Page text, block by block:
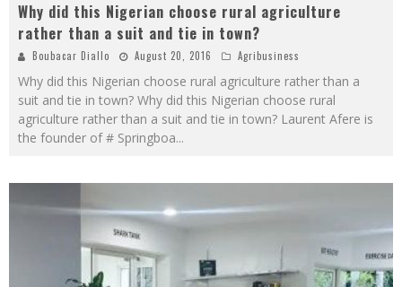
Why did this Nigerian choose rural agriculture
rather than a suit and tie in town?
Boubacar Diallo August 20, 2016 Agribusiness
Why did this Nigerian choose rural agriculture rather than a
suit and tie in town? Why did this Nigerian choose rural
agriculture rather than a suit and tie in town? Laurent Afere is
the founder of # Springboa...